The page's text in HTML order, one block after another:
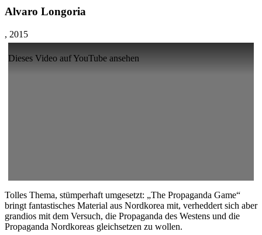
Alvaro Longoria
, 2015
Dieses Video auf YouTube ansehen
Tolles Thema, stümperhaft umgesetzt: „The Propaganda Game“
bringt fantastisches Material aus Nordkorea mit, verheddert sich aber
grandios mit dem Versuch, die Propaganda des Westens und die
Propaganda Nordkoreas gleichsetzen zu wollen.